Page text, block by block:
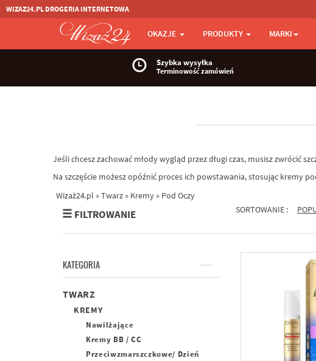
WIZAZ24.PL DROGERIA INTERNETOWA
OKAZJE PRODUKTY MARKI
Szybka wysyłka
Terminowość zamówień
Jeśli chcesz zachować młody wygląd przez długi czas, musisz zwrócić
Na szczęście możesz opóźnić proces ich powstawania, stosując kremy
Wizaż24.pl »Twarz » Kremy » Pod Oczy
FILTROWANIE SORTOWANIE :
KATEGORIA
TWARZ
KREMY
Nawilżające
Kremy BB / CC
Przeciwzmarszczkowe/ Dzień